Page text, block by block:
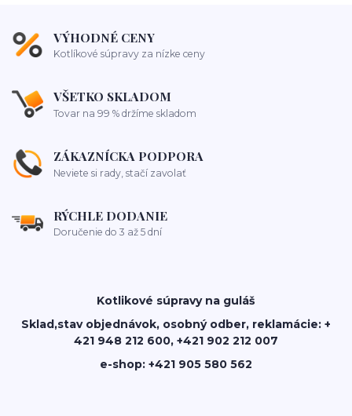
VÝHODNÉ CENY
Kotlíkové súpravy za nízke ceny
VŠETKO SKLADOM
Tovar na 99 % držíme skladom
ZÁKAZNÍCKA PODPORA
Neviete si rady, stačí zavolať
RÝCHLE DODANIE
Doručenie do 3 až 5 dní
Kotlikové súpravy na guláš
Sklad,stav objednávok, osobný odber, reklamácie: +
421 948 212 600, +421 902 212 007
e-shop: +421 905 580 562